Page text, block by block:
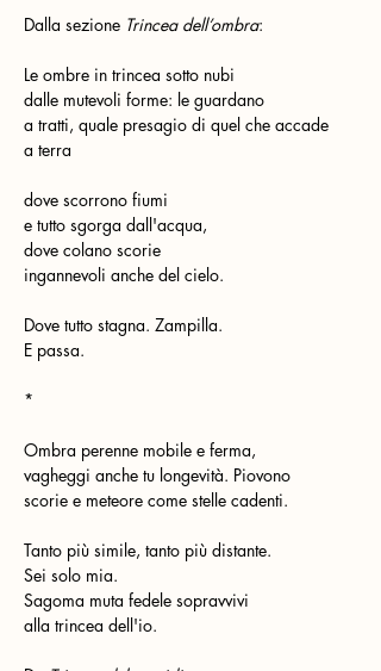
Dalla sezione Trincea dell’ombra:
Le ombre in trincea sotto nubi
dalle mutevoli forme: le guardano
a tratti, quale presagio di quel che accade
a terra
dove scorrono fiumi
e tutto sgorga dall'acqua,
dove colano scorie
ingannevoli anche del cielo.
Dove tutto stagna. Zampilla.
E passa.
*
Ombra perenne mobile e ferma,
vagheggi anche tu longevità. Piovono
scorie e meteore come stelle cadenti.
Tanto più simile, tanto più distante.
Sei solo mia.
Sagoma muta fedele sopravvivi
alla trincea dell'io.